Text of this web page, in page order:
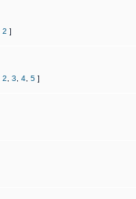
2 ]
2 3 4 5 ]